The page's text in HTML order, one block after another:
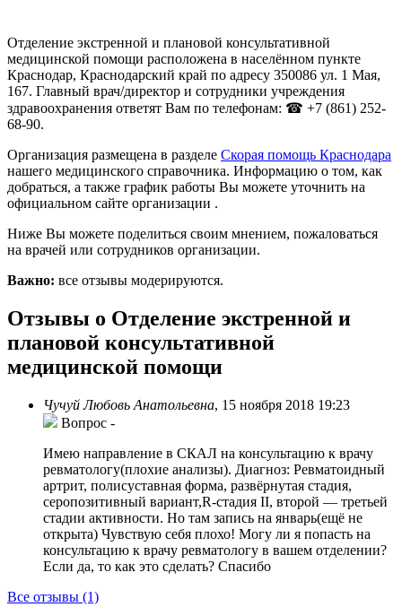
Отделение экстренной и плановой консультативной
медицинской помощи расположена в населённом пункте
Краснодар, Краснодарский край по адресу 350086 ул. 1 Мая,
167. Главный врач/директор и сотрудники учреждения
здравоохранения ответят Вам по телефонам: ☎ +7 (861) 252-
68-90.
Организация размещена в разделе Скорая помощь Краснодара
нашего медицинского справочника. Информацию о том, как
добраться, а также график работы Вы можете уточнить на
официальном сайте организации .
Ниже Вы можете поделиться своим мнением, пожаловаться
на врачей или сотрудников организации.
Важно: все отзывы модерируются.
Отзывы о Отделение экстренной и
плановой консультативной
медицинской помощи
Чучуй Любовь Анатольевна, 15 ноября 2018 19:23
Вопрос -
Имею направление в СКАЛ на консультацию к врачу
ревматологу(плохие анализы). Диагноз: Ревматоидный
артрит, полисуставная форма, развёрнутая стадия,
серопозитивный вариант,R-стадия II, второй — третьей
стадии активности. Но там запись на январь(ещё не
открыта) Чувствую себя плохо! Могу ли я попасть на
консультацию к врачу ревматологу в вашем отделении?
Если да, то как это сделать? Спасибо
Все отзывы (1)